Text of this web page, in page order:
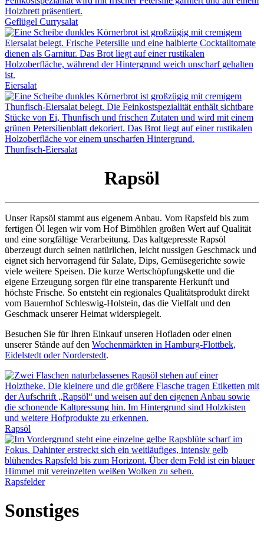
Geflügel Currysalat
Eiersalat
Thunfisch-Eiersalat
Rapsöl
Unser Rapsöl stammt aus eigenem Anbau. Vom Rapsfeld bis zum
fertigen Öl legen wir vom Hof Bimöhlen großen Wert auf Qualität
und eine sorgfältige Verarbeitung. Das kaltgepresste Rapsöl
überzeugt durch seinen natürlichen, leicht nussigen Geschmack und
eignet sich hervorragend für Salate, Dips, Gemüsegerichte sowie
viele weitere Speisen. Die kurze Wertschöpfungskette und die
eigene Erzeugung sorgen für eine transparente Herkunft und
höchste Frische. So entsteht ein regionales Qualitätsprodukt direkt
vom Bauernhof Schleswig-Holstein, das die Vielfalt und den
Geschmack unserer Heimat widerspiegelt.
Besuchen Sie für Ihren Einkauf unseren Hofladen oder einen
unserer Stände auf den Wochenmärkten in Hamburg-Flottbek,
Eidelstedt oder Norderstedt.
Rapsöl
Rapsfelder
Sonstiges